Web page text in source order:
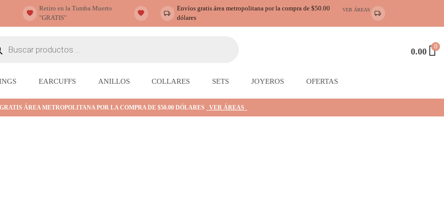
Retiro en la Tumba Muerto
"GRATIS"
Envíos gratis área metropolitana por la compra de $50.00
dólares
VER ÁREAS
0.00 0
EARCUFFS ANILLOS COLLARES SETS JOYEROS OFERTAS
ÁREA METROPOLITANA POR LA COMPRA DE $50.00 DÓLARES VER ÁREAS